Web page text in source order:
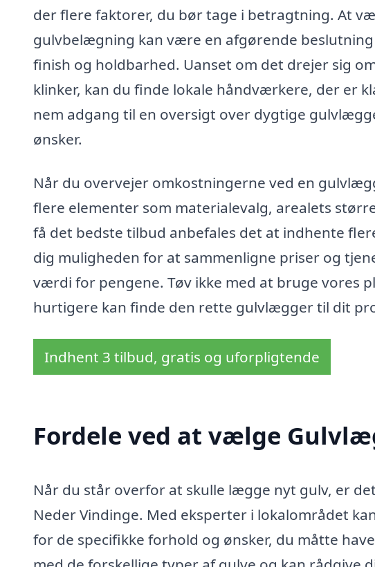
der flere faktorer, du bør tage i betragtning. At
gulvbelægning kan være en afgørende
finish og holdbarhed. Uanset om det drejer sig
klinker, kan du finde lokale håndværkere, der er
nem adgang til en oversigt over dygtige
ønsker.
Når du overvejer omkostningerne ved en
flere elementer som materialevalg, arealets
få det bedste tilbud anbefales det at indhente
dig muligheden for at sammenligne priser og
værdi for pengene. Tøv ikke med at bruge vores
hurtigere kan finde den rette gulvlægger til dit
Indhent 3 tilbud, gratis og uforpligtende
Fordele ved at vælge
Når du står overfor at skulle lægge nyt gulv, er
Neder Vindinge. Med eksperter i lokalområdet
for de specifikke forhold og ønsker, du måtte